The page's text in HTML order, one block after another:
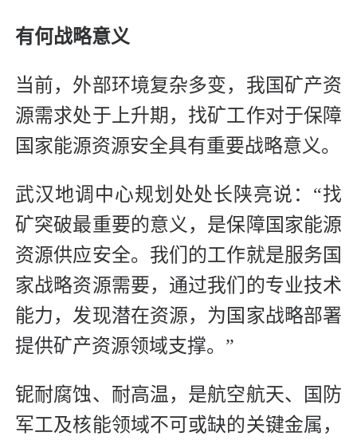
有何战略意义
当前，外部环境复杂多变，我国矿产资
源需求处于上升期，找矿工作对于保障
国家能源资源安全具有重要战略意义。
武汉地调中心规划处处长陕亮说：“找
矿突破最重要的意义，是保障国家能源
资源供应安全。我们的工作就是服务国
家战略资源需要，通过我们的专业技术
能力，发现潜在资源，为国家战略部署
提供矿产资源领域支撑。”
铌耐腐蚀、耐高温，是航空航天、国防
军工及核能领域不可或缺的关键金属，